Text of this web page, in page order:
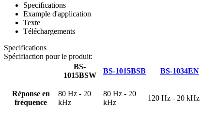
Specifications
Example d'application
Texte
Téléchargements
Specifications
Spécifiaction pour le produit:
BS-
1015BSW
BS-1015BSB BS-1034EN
Réponse en
fréquence
80 Hz - 20
kHz
80 Hz - 20
kHz
120 Hz - 20 kHz